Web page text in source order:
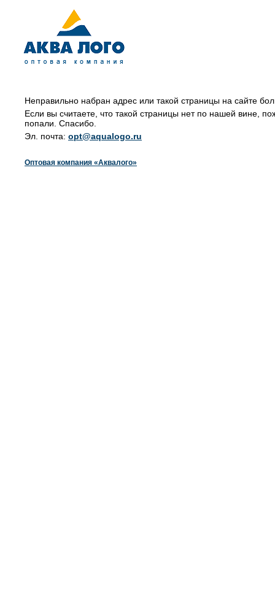
Неправильно набран адрес или такой страницы на сайте
Если вы считаете, что такой страницы нет по нашей вине,
попали. Спасибо.
Эл. почта: opt@aqualogo.ru
Оптовая компания «Аквалого»